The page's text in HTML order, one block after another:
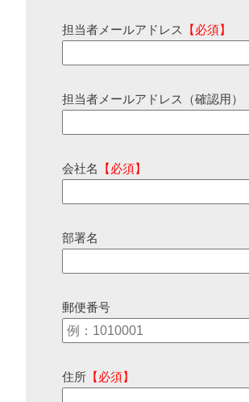
担当者メールアドレス 【必須】
担当者メールアドレス（確認用）
会社名 【必須】
部署名
郵便番号
住所 【必須】